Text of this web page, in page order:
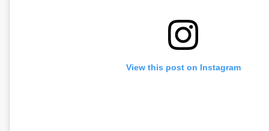
View this post on Instagram